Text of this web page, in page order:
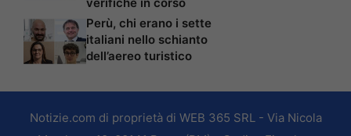
Perù, chi erano i sette
italiani nello schianto
dell’aereo turistico
Notizie.com di proprietà di WEB 365 SRL - Via Nicola